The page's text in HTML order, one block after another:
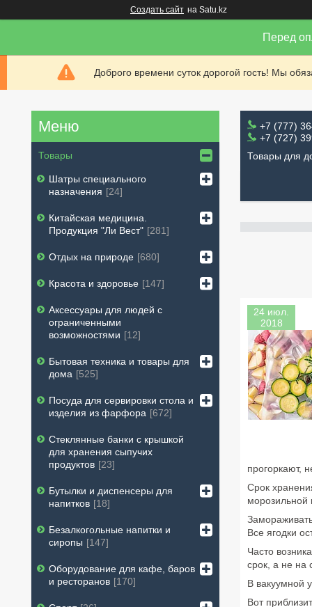
Создать сайт на Satu.kz
Перед
Доброго времени суток дорогой гость! Мы
+7 (777)
+7 (727)
Товары для
24 июл.
2018
прогоркают,
Срок
морозильной
Все ягодки
Часто
срок, а не на
В вакуумной
Вот
Товары
Шатры специального
назначения
24
Китайская медицина.
Продукция "Ли Вест" 281
Отдых на природе 680
Красота и здоровье 147
Аксессуары для людей с
ограниченными
возможностями
12
Бытовая техника и товары для
дома
525
Посуда для сервировки стола и
изделия из фарфора 672
Стеклянные банки с крышкой
для хранения сыпучих
продуктов 23
Бутылки и диспенсеры для
напитков
18
Безалкогольные напитки и
сиропы
147
Оборудование для кафе, баров
и ресторанов
170